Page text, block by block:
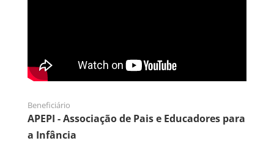
Beneficiário
APEPI - Associação de Pais e Educadores para
a Infância